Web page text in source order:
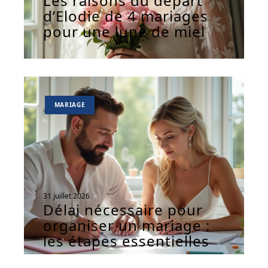
d’Elodie de 4 mariages
pour une lune de miel
MARIAGE
31 juillet 2026
Délai nécessaire pour
organiser un mariage :
les étapes essentielles